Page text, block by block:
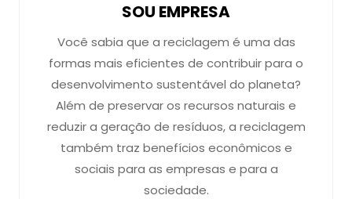
SOU EMPRESA
Você sabia que a reciclagem é uma das
formas mais eficientes de contribuir para o
desenvolvimento sustentável do planeta?
Além de preservar os recursos naturais e
reduzir a geração de resíduos, a reciclagem
também traz benefícios econômicos e
sociais para as empresas e para a
sociedade.